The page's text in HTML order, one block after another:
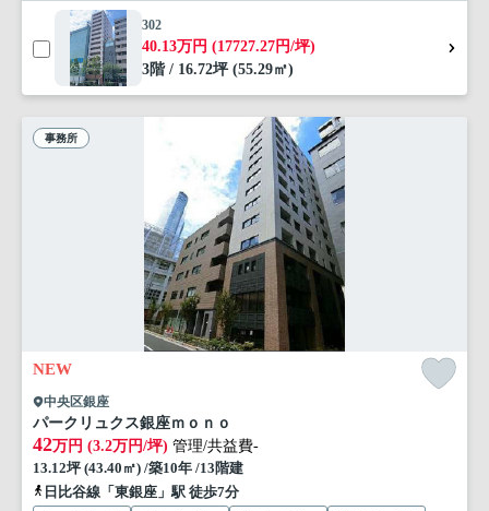
302
40.13万円 (17727.27円/坪)
3階 / 16.72坪 (55.29㎡)
事務所
NEW
中央区銀座
パークリュクス銀座ｍｏｎｏ
42万円 (3.2万円/坪) 管理/共益費-
13.12坪 (43.40㎡) /築10年 /13階建
日比谷線「東銀座」駅 徒歩7分